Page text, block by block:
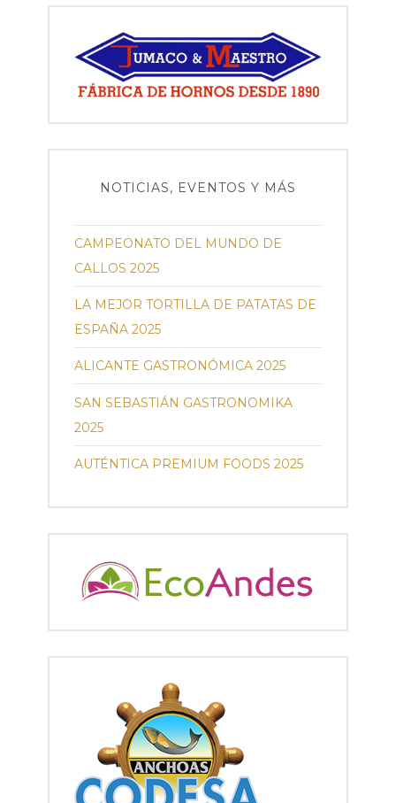
NOTICIAS, EVENTOS Y MÁS
CAMPEONATO DEL MUNDO DE
CALLOS 2025
LA MEJOR TORTILLA DE PATATAS DE
ESPAÑA 2025
ALICANTE GASTRONÓMICA 2025
SAN SEBASTIÁN GASTRONOMIKA
2025
AUTÉNTICA PREMIUM FOODS 2025